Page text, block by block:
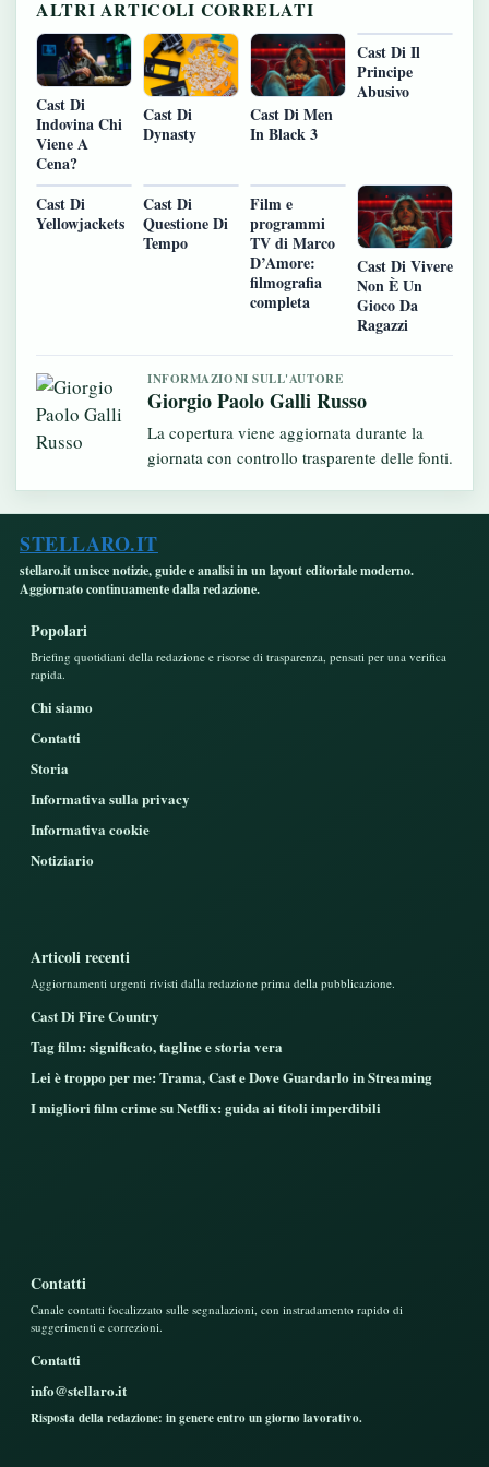
ALTRI ARTICOLI CORRELATI
Cast Di
Indovina Chi
Viene A
Cena?
Cast Di
Dynasty
Cast Di Men
In Black 3
Cast Di Il
Principe
Abusivo
Cast Di
Yellowjackets
Cast Di
Questione Di
Tempo
Film e
programmi
TV di Marco
D’Amore:
filmografia
completa
Cast Di Vivere
Non È Un
Gioco Da
Ragazzi
INFORMAZIONI SULL'AUTORE
Giorgio Paolo Galli Russo
La copertura viene aggiornata durante la
giornata con controllo trasparente delle fonti.
STELLARO.IT
stellaro.it unisce notizie, guide e analisi in un layout editoriale moderno.
Aggiornato continuamente dalla redazione.
Popolari
Briefing quotidiani della redazione e risorse di trasparenza, pensati per una verifica
rapida.
Chi siamo
Contatti
Storia
Informativa sulla privacy
Informativa cookie
Notiziario
Articoli recenti
Aggiornamenti urgenti rivisti dalla redazione prima della pubblicazione.
Cast Di Fire Country
Tag film: significato, tagline e storia vera
Lei è troppo per me: Trama, Cast e Dove Guardarlo in Streaming
I migliori film crime su Netflix: guida ai titoli imperdibili
Contatti
Canale contatti focalizzato sulle segnalazioni, con instradamento rapido di
suggerimenti e correzioni.
Contatti
info@stellaro.it
Risposta della redazione: in genere entro un giorno lavorativo.